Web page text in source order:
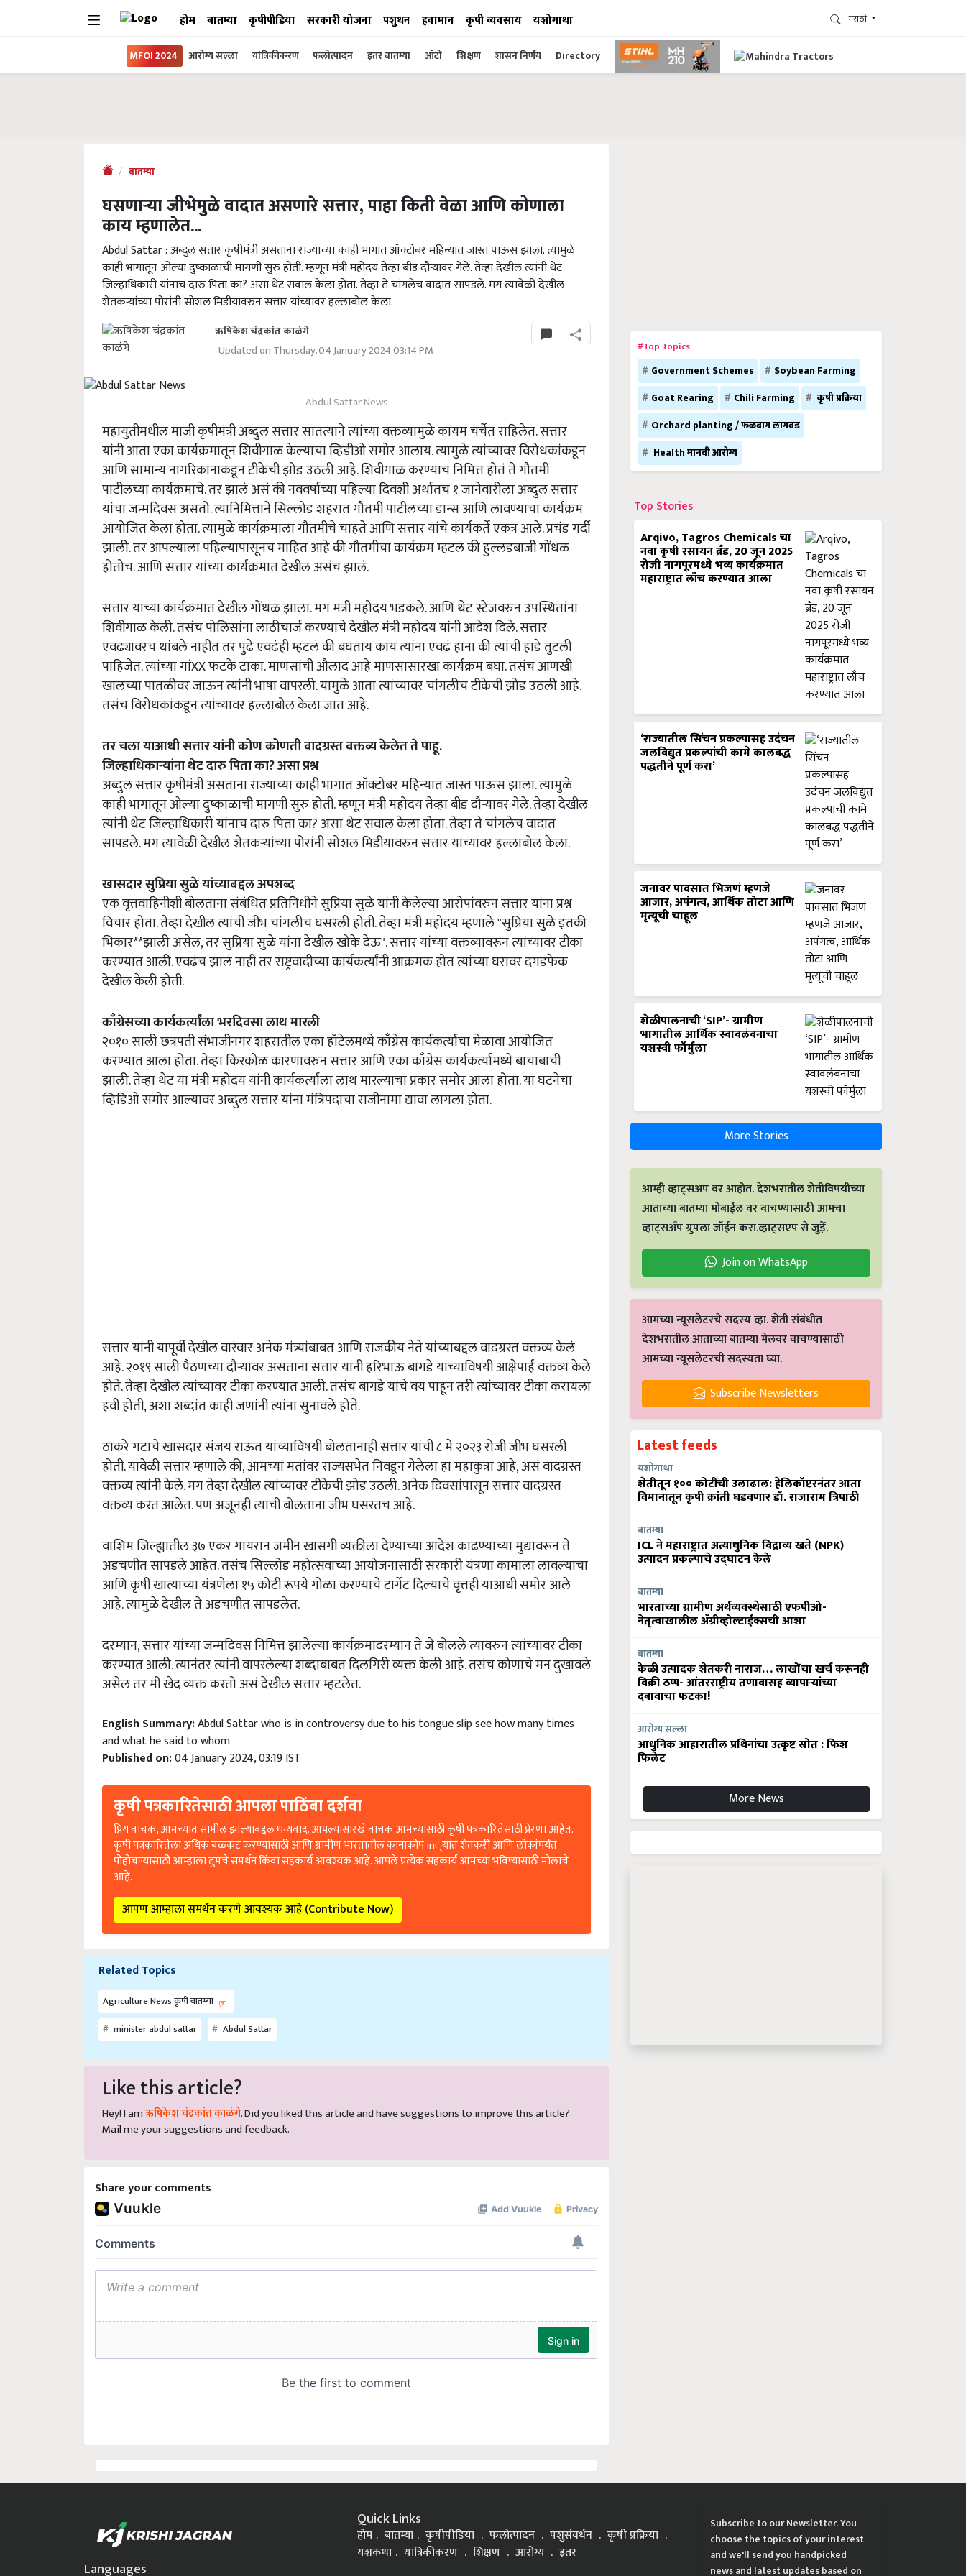
होम बातम्या कृषीपीडिया सरकारी योजना पशुधन हवामान कृषी व्यवसाय यशोगाथा मराठी
MFOI 2024 आरोग्य सल्ला यांत्रिकीकरण फलोत्पादन इतर बातम्या ऑटो शिक्षण शासन निर्णय Directory
बातम्या
घसणाऱ्या जीभेमुळे वादात असणारे सत्तार, पाहा किती वेळा आणि कोणाला
काय म्हणालेत...
Abdul Sattar : अब्दुल सत्तार कृषीमंत्री असताना राज्याच्या काही भागात ऑक्टोबर महिन्यात जास्त पाऊस झाला. त्यामुळे
काही भागातून ओल्या दुष्काळाची मागणी सुरु होती. म्हणून मंत्री महोदय तेव्हा बीड दौऱ्यावर गेले. तेव्हा देखील त्यांनी थेट
जिल्हाधिकारी यांनाच दारु पिता का? असा थेट सवाल केला होता. तेव्हा ते चांगलेच वादात सापडले. मग त्यावेळी देखील
शेतकऱ्यांच्या पोरांनी सोशल मिडीयावरुन सत्तार यांच्यावर हल्लाबोल केला.
ऋषिकेश चंद्रकांत काळंगे
Updated on Thursday, 04 January 2024 03:14 PM
Abdul Sattar News
महायुतीमधील माजी कृषीमंत्री अब्दुल सत्तार सातत्याने त्यांच्या वक्तव्यामुळे कायम चर्चेत राहिलेत. सत्तार
यांनी आता एका कार्यक्रमातून शिवीगाळ केल्याचा व्हिडीओ समोर आलाय. त्यामुळे त्यांच्यावर विरोधकांकडून
आणि सामान्य नागरिकांनाकडून टीकेची झोड उठली आहे. शिवीगाळ करण्याचं निमित्त होतं ते गौतमी
पाटीलच्या कार्यक्रमाचे. तर झालं असं की नववर्षाच्या पहिल्या दिवशी अर्थातच १ जानेवारीला अब्दुल सत्तार
यांचा जन्मदिवस असतो. त्यानिमित्ताने सिल्लोड शहरात गौतमी पाटीलच्या डान्स आणि लावण्याचा कार्यक्रम
आयोजित केला होता. त्यामुळे कार्यक्रमाला गौतमीचे चाहते आणि सत्तार यांचे कार्यकर्ते एकत्र आले. प्रचंड गर्दी
झाली. तर आपल्याला पहिल्यापासूनच माहित आहे की गौतमीचा कार्यक्रम म्हटलं की हुल्लडबाजी गोंधळ
होतोच. आणि सत्तार यांच्या कार्यक्रमात देखील असंच झालं.
सत्तार यांच्या कार्यक्रमात देखील गोंधळ झाला. मग मंत्री महोदय भडकले. आणि थेट स्टेजवरुन उपस्थितांना
शिवीगाळ केली. तसंच पोलिसांना लाठीचार्ज करण्याचे देखील मंत्री महोदय यांनी आदेश दिले. सत्तार
एवढ्यावरच थांबले नाहीत तर पुढे एवढंही म्हटलं की बघताय काय त्यांना एवढं हाना की त्यांची हाडे तुटली
पाहिजेत. त्यांच्या गांXX फटके टाका. माणसांची औलाद आहे माणसासारखा कार्यक्रम बघा. तसंच आणखी
खालच्या पातळीवर जाऊन त्यांनी भाषा वापरली. यामुळे आता त्यांच्यावर चांगलीच टीकेची झोड उठली आहे.
तसंच विरोधकांकडून त्यांच्यावर हल्लाबोल केला जात आहे.
तर चला याआधी सत्तार यांनी कोण कोणती वादग्रस्त वक्तव्य केलेत ते पाहू.
जिल्हाधिकाऱ्यांना थेट दारु पिता का? असा प्रश्न
अब्दुल सत्तार कृषीमंत्री असताना राज्याच्या काही भागात ऑक्टोबर महिन्यात जास्त पाऊस झाला. त्यामुळे
काही भागातून ओल्या दुष्काळाची मागणी सुरु होती. म्हणून मंत्री महोदय तेव्हा बीड दौऱ्यावर गेले. तेव्हा देखील
त्यांनी थेट जिल्हाधिकारी यांनाच दारु पिता का? असा थेट सवाल केला होता. तेव्हा ते चांगलेच वादात
सापडले. मग त्यावेळी देखील शेतकऱ्यांच्या पोरांनी सोशल मिडीयावरुन सत्तार यांच्यावर हल्लाबोल केला.
खासदार सुप्रिया सुळे यांच्याबद्दल अपशब्द
एक वृत्तवाहिनीशी बोलताना संबंधित प्रतिनिधीने सुप्रिया सुळे यांनी केलेल्या आरोपांवरुन सत्तार यांना प्रश्न
विचार होता. तेव्हा देखील त्यांची जीभ चांगलीच घसरली होती. तेव्हा मंत्री महोदय म्हणाले "सुप्रिया सुळे इतकी
भिकार**झाली असेल, तर सुप्रिया सुळे यांना देखील खोके देऊ". सत्तार यांच्या वक्तव्यावरून त्यांच्यावर टीका
करण्यात आली. एवढंच झालं नाही तर राष्ट्रवादीच्या कार्यकर्त्यांनी आक्रमक होत त्यांच्या घरावर दगडफेक
देखील केली होती.
काँग्रेसच्या कार्यकर्त्यांला भरदिवसा लाथ मारली
२०१० साली छत्रपती संभाजीनगर शहरातील एका हॉटेलमध्ये काँग्रेस कार्यकर्त्यांचा मेळावा आयोजित
करण्यात आला होता. तेव्हा किरकोळ कारणावरुन सत्तार आणि एका काँग्रेस कार्यकर्त्यामध्ये बाचाबाची
झाली. तेव्हा थेट या मंत्री महोदय यांनी कार्यकर्त्यांला लाथ मारल्याचा प्रकार समोर आला होता. या घटनेचा
व्हिडिओ समोर आल्यावर अब्दुल सत्तार यांना मंत्रिपदाचा राजीनामा द्यावा लागला होता.
सत्तार यांनी यापूर्वी देखील वारंवार अनेक मंत्र्यांबाबत आणि राजकीय नेते यांच्याबद्दल वादग्रस्त वक्तव्य केलं
आहे. २०१९ साली पैठणच्या दौऱ्यावर असताना सत्तार यांनी हरिभाऊ बागडे यांच्याविषयी आक्षेपार्ह वक्तव्य केले
होते. तेव्हा देखील त्यांच्यावर टीका करण्यात आली. तसंच बागडे यांचे वय पाहून तरी त्यांच्यावर टीका करायला
हवी होती, अशा शब्दांत काही जणांनी त्यांना सुनावले होते.
ठाकरे गटाचे खासदार संजय राऊत यांच्याविषयी बोलतानाही सत्तार यांची ८ मे २०२३ रोजी जीभ घसरली
होती. यावेळी सत्तार म्हणाले की, आमच्या मतांवर राज्यसभेत निवडून गेलेला हा महाकुत्रा आहे, असं वादग्रस्त
वक्तव्य त्यांनी केले. मग तेव्हा देखील त्यांच्यावर टीकेची झोड उठली. अनेक दिवसांपासून सत्तार वादग्रस्त
वक्तव्य करत आलेत. पण अजूनही त्यांची बोलताना जीभ घसरतच आहे.
वाशिम जिल्ह्यातील ३७ एकर गायरान जमीन खासगी व्यक्तीला देण्याच्या आदेश काढण्याच्या मुद्यावरून ते
अडचणीत सापडले आहेत. तसंच सिल्लोड महोत्सवाच्या आयोजनासाठी सरकारी यंत्रणा कामाला लावल्याचा
आणि कृषी खात्याच्या यंत्रणेला १५ कोटी रूपये गोळा करण्याचे टार्गेट दिल्याचे वृत्तही याआधी समोर आले
आहे. त्यामुळे देखील ते अडचणीत सापडलेत.
दरम्यान, सत्तार यांच्या जन्मदिवस निमित्त झालेल्या कार्यक्रमादरम्यान ते जे बोलले त्यावरुन त्यांच्यावर टीका
करण्यात आली. त्यानंतर त्यांनी वापरलेल्या शब्दाबाबत दिलगिरी व्यक्त केली आहे. तसंच कोणाचे मन दुखावले
असेल तर मी खेद व्यक्त करतो असं देखील सत्तार म्हटलेत.
English Summary:Abdul Sattar who is in controversy due to his tongue slip see how many times
and what he said to whom
Published on:04 January 2024, 03:19 IST
कृषी पत्रकारितेसाठी आपला पाठिंबा दर्शवा
प्रिय वाचक, आमच्यात सामील झाल्याबद्दल धन्यवाद. आपल्यासारखे वाचक आमच्यासाठी कृषी पत्रकारितेसाठी प्रेरणा आहेत.
कृषी पत्रकारितेला अधिक बळकट करण्यासाठी आणि ग्रामीण भारतातील कानाकोप in्यात शेतकरी आणि लोकांपर्यंत
पोहोचण्यासाठी आम्हाला तुमचे समर्थन किंवा सहकार्य आवश्यक आहे. आपले प्रत्येक सहकार्य आमच्या भविष्यासाठी मोलाचे
आहे.
आपण आम्हाला समर्थन करणे आवश्यक आहे (Contribute Now)
Related Topics
Agriculture News कृषी बातम्या
minister abdul sattar
Abdul Sattar
Like this article?
Hey! I amऋषिकेश चंद्रकांत काळंगे. Did you liked this article and have suggestions to improve this article?
Mailme your suggestions and feedback.
Share your comments
#Top Topics
Government Schemes
Soybean Farming
Goat Rearing
Chili Farming
कृषी प्रक्रिया
Orchard planting / फळबाग लागवड
Health मानवी आरोग्य
Top Stories
Arqivo, Tagros Chemicals चा
नवा कृषी रसायन ब्रँड, 20 जून 2025
रोजी नागपूरमध्ये भव्य कार्यक्रमात
महाराष्ट्रात लाँच करण्यात आला
‘राज्यातील सिंचन प्रकल्पासह उदंचन
जलविद्युत प्रकल्पांची कामे कालबद्ध
पद्धतीने पूर्ण करा’
जनावर पावसात भिजणं म्हणजे
आजार, अपंगत्व, आर्थिक तोटा आणि
मृत्यूची चाहूल
शेळीपालनाची ‘SIP’- ग्रामीण
भागातील आर्थिक स्वावलंबनाचा
यशस्वी फॉर्मुला
More Stories
आम्ही व्हाट्सअप वर आहोत. देशभरातील शेतीविषयीच्या
आताच्या बातम्या मोबाईल वर वाचण्यासाठी आमचा
व्हाट्सअँप ग्रुपला जॉईन करा.व्हाट्सएप से जुड़ें.
Join on WhatsApp
आमच्या न्यूसलेटरचे सदस्य व्हा. शेती संबंधीत
देशभरातील आताच्या बातम्या मेलवर वाचण्यासाठी
आमच्या न्यूसलेटरची सदस्यता घ्या.
Subscribe Newsletters
Latest feeds
यशोगाथा
शेतीतून १०० कोटींची उलाढाल: हेलिकॉप्टरनंतर आता
विमानातून कृषी क्रांती घडवणार डॉ. राजाराम त्रिपाठी
बातम्या
ICL ने महाराष्ट्रात अत्याधुनिक विद्राव्य खते (NPK)
उत्पादन प्रकल्पाचे उद्घाटन केले
बातम्या
भारताच्या ग्रामीण अर्थव्यवस्थेसाठी एफपीओ-
नेतृत्वाखालील अ‍ॅग्रीव्होल्टाईक्सची आशा
बातम्या
केळी उत्पादक शेतकरी नाराज… लाखोंचा खर्च करूनही
विक्री ठप्प- आंतरराष्ट्रीय तणावासह व्यापाऱ्यांच्या
दबावाचा फटका!
आरोग्य सल्ला
आधुनिक आहारातील प्रथिनांचा उत्कृष्ट स्रोत : फिश
फिलेट
More News
Languages
Quick Links
होम बातम्या कृषीपीडिया फलोत्पादन पशुसंवर्धन
कृषी प्रक्रिया
यशकथा
यांत्रिकीकरण शिक्षण आरोग्य इतर
Subscribe to our Newsletter. You
choose the topics of your interest
and we'll send you handpicked
news and latest updates based on